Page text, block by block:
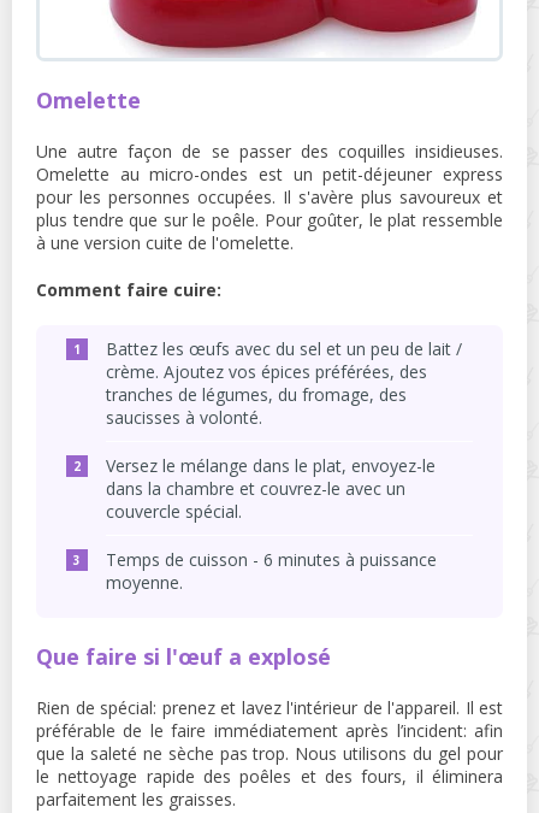
Omelette
Une autre façon de se passer des coquilles insidieuses.
Omelette au micro-ondes est un petit-déjeuner express
pour les personnes occupées. Il s'avère plus savoureux et
plus tendre que sur le poêle. Pour goûter, le plat ressemble
à une version cuite de l'omelette.
Comment faire cuire:
Battez les œufs avec du sel et un peu de lait /
crème. Ajoutez vos épices préférées, des
tranches de légumes, du fromage, des
saucisses à volonté.
Versez le mélange dans le plat, envoyez-le
dans la chambre et couvrez-le avec un
couvercle spécial.
Temps de cuisson - 6 minutes à puissance
moyenne.
Que faire si l'œuf a explosé
Rien de spécial: prenez et lavez l'intérieur de l'appareil. Il est
préférable de le faire immédiatement après l’incident: afin
que la saleté ne sèche pas trop. Nous utilisons du gel pour
le nettoyage rapide des poêles et des fours, il éliminera
parfaitement les graisses.